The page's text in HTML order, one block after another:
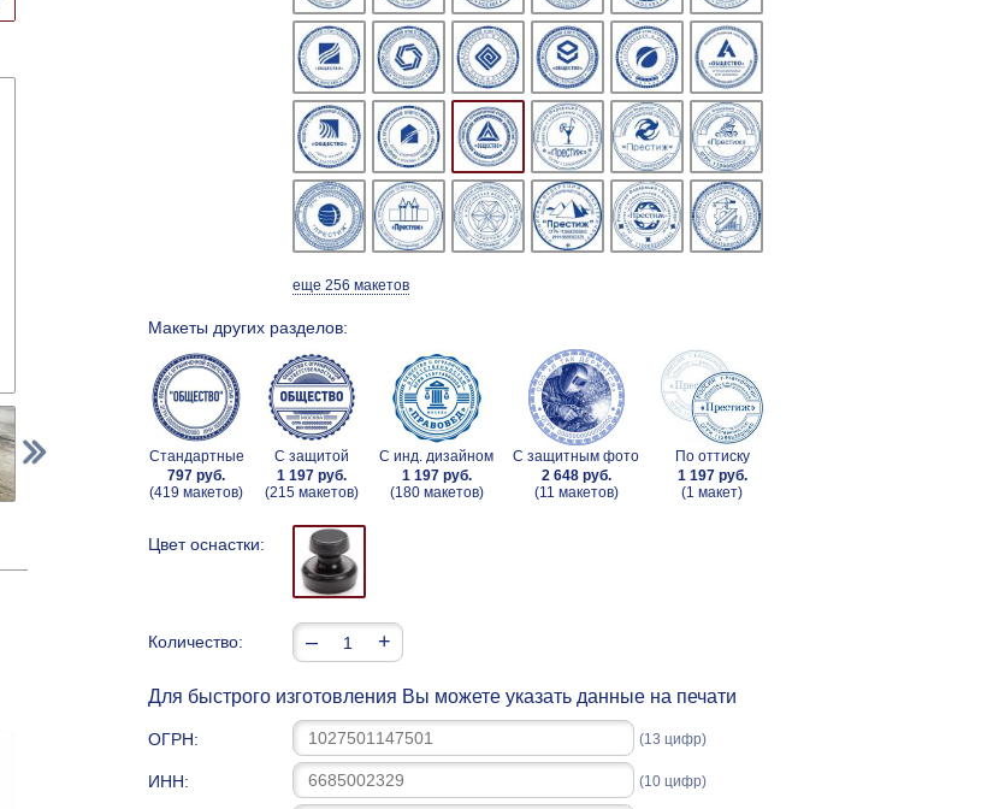
еще 256 макетов
Макеты других разделов:
Стандартные
797 руб.
(419 макетов)
С защитой
1 197 руб.
(215 макетов)
С инд. дизайном
1 197 руб.
(180 макетов)
С защитным фото
2 648 руб.
(11 макетов)
По оттиску
1 197 руб.
(1 макет)
Цвет оснастки:
Количество: – +
Для быстрого изготовления Вы можете указать данные на печати
ОГРН: (13 цифр)
ИНН: (10 цифр)